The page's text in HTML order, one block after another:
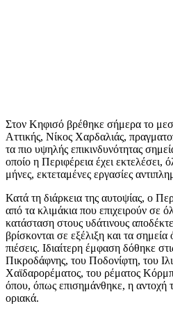
Στον Κηφισό βρέθηκε σήμερα το
Αττικής, Νίκος Χαρδαλιάς,
τα πιο υψηλής επικινδυνότητας
οποίο η Περιφέρεια έχει εκτελέσει,
μήνες, εκτεταμένες εργασίες
Κατά τη διάρκεια της αυτοψίας, ο
από τα κλιμάκια που επιχειρούν σε
κατάσταση στους υδάτινους
βρίσκονται σε εξέλιξη και τα
πιέσεις. Ιδιαίτερη έμφαση δόθηκε
Πικροδάφνης, του Ποδονίφτη, του
Χαϊδαρορέματος, του ρέματος
όπου, όπως επισημάνθηκε, η αντοχή
οριακά.